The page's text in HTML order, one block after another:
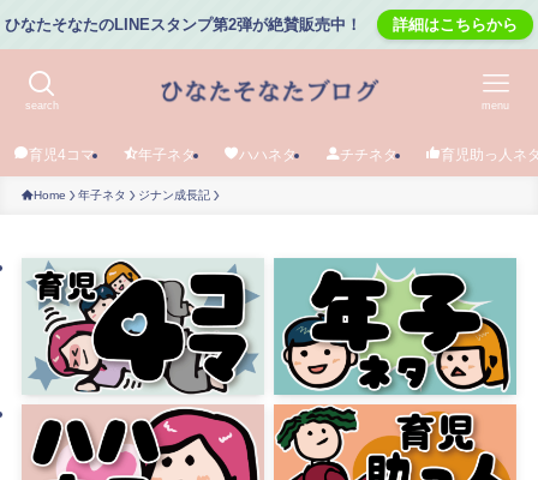
ひなたそなたのLINEスタンプ第2弾が絶賛販売中！ 詳細はこちらから
search menu
育児4コマ 年子ネタ ハハネタ チチネタ 育児助っ人ネ
Home 年子ネタ ジナン成長記